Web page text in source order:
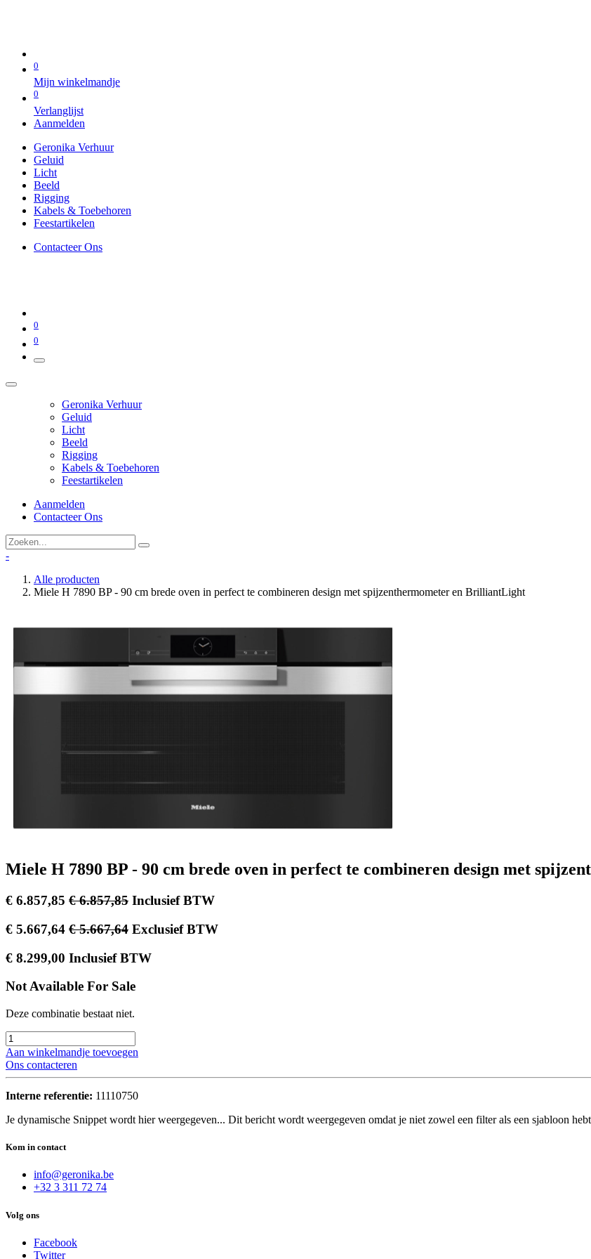
0
Mijn winkelmandje
0
Verlanglijst
Aanmelden
Geronika Verhuur
Geluid
Licht
Beeld
Rigging
Kabels & Toebehoren
Feestartikelen
Contacteer Ons
0
0
Geronika Verhuur
Geluid
Licht
Beeld
Rigging
Kabels & Toebehoren
Feestartikelen
Aanmelden
Contacteer Ons
-
Alle producten
Miele H 7890 BP - 90 cm brede oven in perfect te combineren design met spijzenthermometer en BrilliantLight
Miele H 7890 BP - 90 cm brede oven in perfect te combineren design met
€ 6.857,85 €6.857,85 Inclusief BTW
€ 5.667,64 €5.667,64 Exclusief BTW
€ 8.299,00 Inclusief BTW
Not Available For Sale
Deze combinatie bestaat niet.
Aan winkelmandje toevoegen
Ons contacteren
Interne referentie: 11110750
Je dynamische Snippet wordt hier weergegeven... Dit bericht wordt weergegeven omdat je niet zowel een filter als een sjabloon
Kom in contact
info@geronika.be
+32 3 311 72 74
Volg ons
Facebook
Twitter